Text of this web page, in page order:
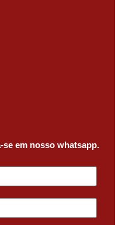
em nosso whatsapp.